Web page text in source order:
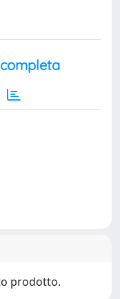
prodotto.